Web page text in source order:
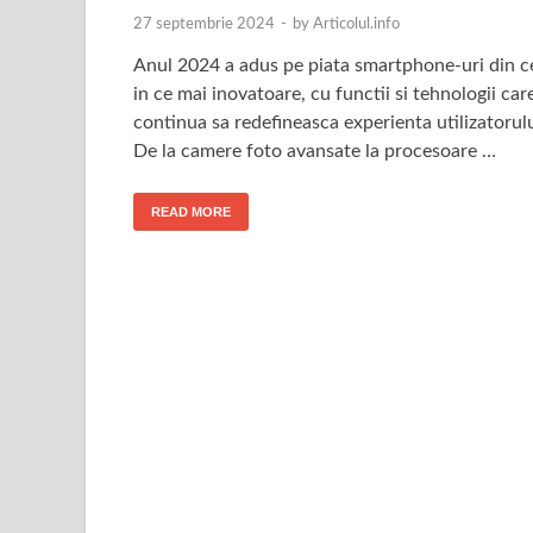
27 septembrie 2024 - by Articolul.info
Anul 2024 a adus pe piata smartphone-uri din
in ce mai inovatoare, cu functii si tehnologii
continua sa redefineasca experienta
De la camere foto avansate la procesoare …
READ MORE